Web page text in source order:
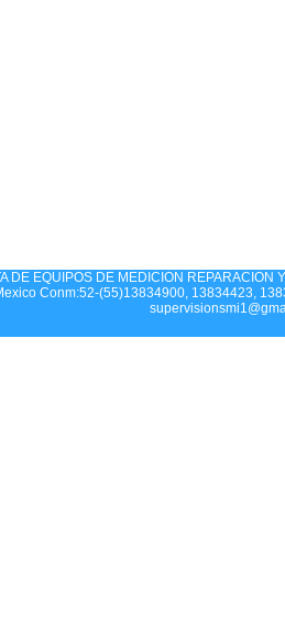
DE EQUIPOS DE MEDICION
Conm:52-(55)13834900, 13834423,